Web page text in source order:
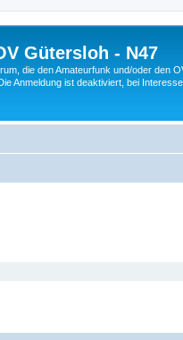
Gütersloh - N47
die den Amateurfunk und/oder den
Anmeldung ist deaktiviert, bei